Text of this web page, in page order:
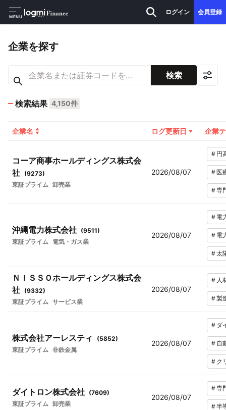
MENU
ログイン 会員登録
企業を探す
検索
検索結果 4,150件
企業名 ログ更新日 企業
コーア商事ホールディングス株式会
社 (9273)
東証プライム 卸売業
2026/08/07
# 円
#医
#専
沖縄電力株式会社 (9511)
東証プライム 電気・ガス業
2026/08/07
# 電
# 電
#太
ＮＩＳＳＯホールディングス株式会
社 (9332)
東証プライム サービス業
2026/08/07
# 人
#製
株式会社アーレスティ (5852)
東証プライム 非鉄金属
2026/08/07
# ダ
# 自
# ク
ダイトロン株式会社 (7609)
東証プライム 卸売業
2026/08/07
#専
#半